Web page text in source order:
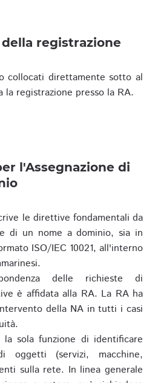
registrazione
collocati direttamente sotto al
registrazione presso la RA.
l'Assegnazione di
le direttive fondamentali da
di un nome a dominio, sia in
ISO/IEC 10021, all'interno
delle richieste di
è affidata alla RA. La RA ha
della NA in tutti i casi
sola funzione di identificare
oggetti (servizi, macchine,
sulla rete. In linea generale